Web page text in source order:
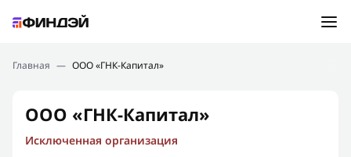
Подбор займа
Новости
Финансовое просвещение
Главная — ООО «ГНК-Капитал»
ООО «ГНК-Капитал»
Исключенная организация
Ошибка:Контактная форма не найдена.
Спасибо, что написали нам
Мы свяжемся с Вами в ближайшее время и сообщим
результат
Отправить новый запрос